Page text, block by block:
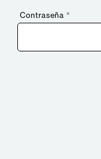
Contraseña *